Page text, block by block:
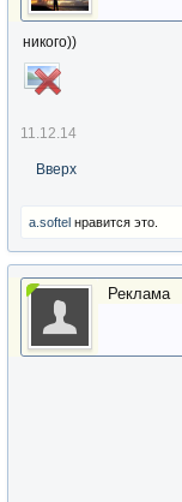
никого))
11.12.14
Вверх
a.softel нравится это.
Реклама